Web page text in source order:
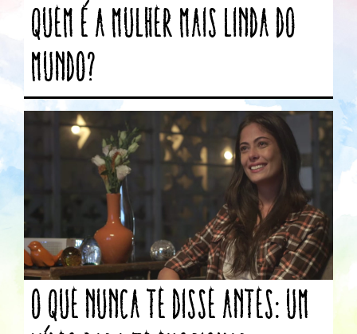
Quem é a mulher mais linda do
mundo?
O que nunca te disse antes: um